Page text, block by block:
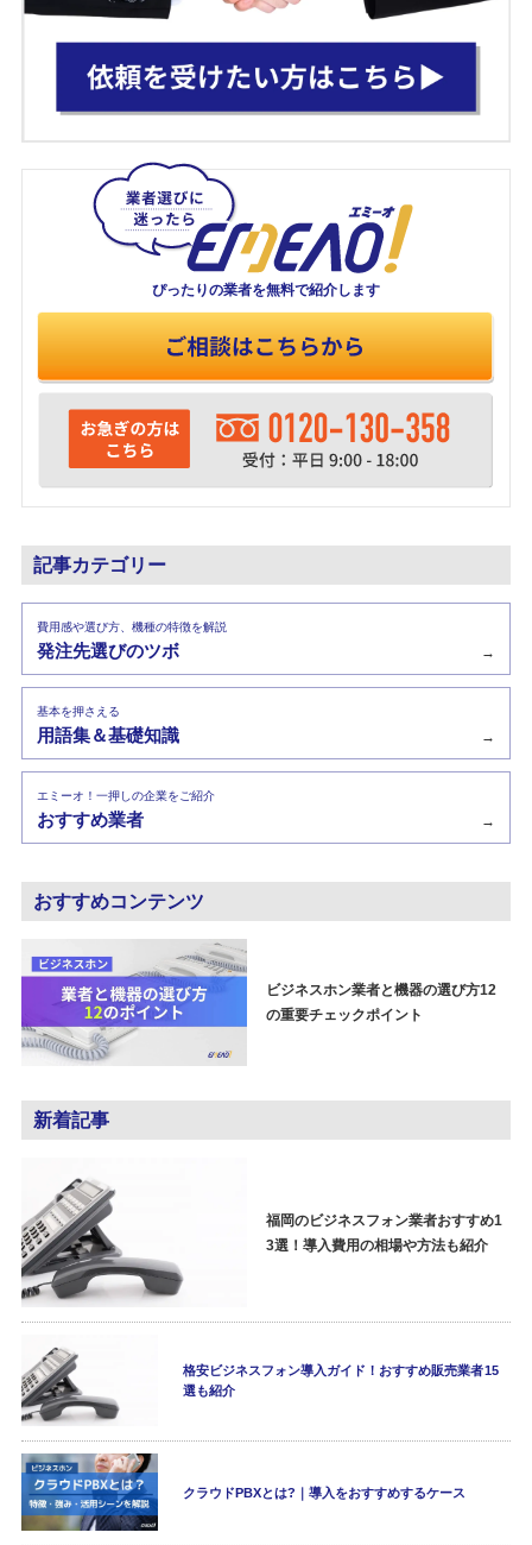
ぴったりの業者を無料で紹介します
記事カテゴリー
費用感や選び方、機種の特徴を解説
発注先選びのツボ →
基本を押さえる
用語集＆基礎知識 →
エミーオ！一押しの企業をご紹介
おすすめ業者 →
おすすめコンテンツ
ビジネスホン業者と機器の選び方12
の重要チェックポイント
新着記事
福岡のビジネスフォン業者おすすめ1
3選！導入費用の相場や方法も紹介
格安ビジネスフォン導入ガイド！おすすめ販売業者15
選も紹介
クラウドPBXとは?｜導入をおすすめするケース